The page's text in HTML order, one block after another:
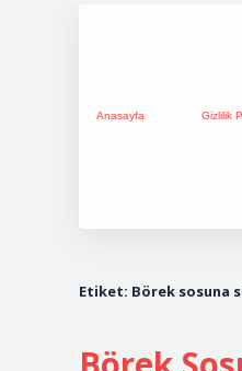
Anasayfa Gizlilik
Etiket: Börek sosuna